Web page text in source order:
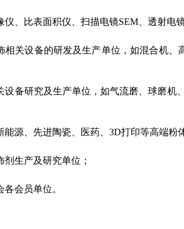
仪、比表面积仪、扫描电镜SEM、透射电
相关设备的研发及生产单位，如混合机
设备研究及生产单位，如气流磨、球磨机
能源、先进陶瓷、医药、3D打印等高端粉
剂生产及研究单位；
会员单位。